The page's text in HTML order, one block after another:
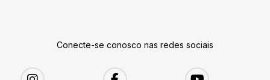
Conecte-se conosco nas redes sociais